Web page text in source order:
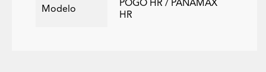
Modelo
POGO HR / PANAMAX
HR